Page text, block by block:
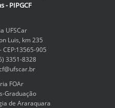
- PIPGCF
UFSCar
Luis, km 235
CEP:13565-905
3351-8328
FOAr
Graduação
de Araraquara